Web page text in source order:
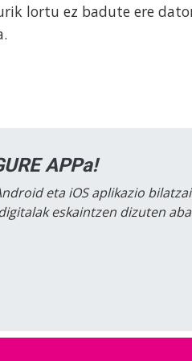
lortu ez badute ere
APPa!
eta iOS aplikazio
eskaintzen dizuten